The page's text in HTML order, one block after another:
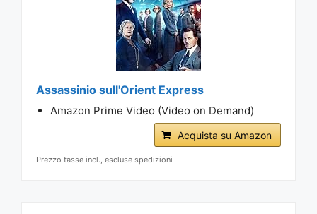
Assassinio sull'Orient Express
Amazon Prime Video (Video on Demand)
Acquista su Amazon
Prezzo tasse incl., escluse spedizioni